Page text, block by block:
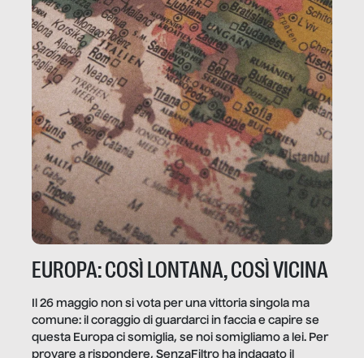
EUROPA: COSÌ LONTANA, COSÌ VICINA
Il 26 maggio non si vota per una vittoria singola ma
comune: il coraggio di guardarci in faccia e capire se
questa Europa ci somiglia, se noi somigliamo a lei. Per
provare a rispondere, SenzaFiltro ha indagato il